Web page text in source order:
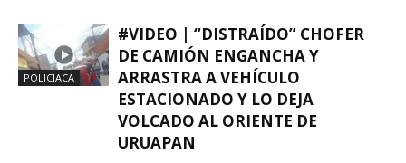
POLICIACA
#VIDEO | “DISTRAÍDO” CHOFER
DE CAMIÓN ENGANCHA Y
ARRASTRA A VEHÍCULO
ESTACIONADO Y LO DEJA
VOLCADO AL ORIENTE DE
URUAPAN